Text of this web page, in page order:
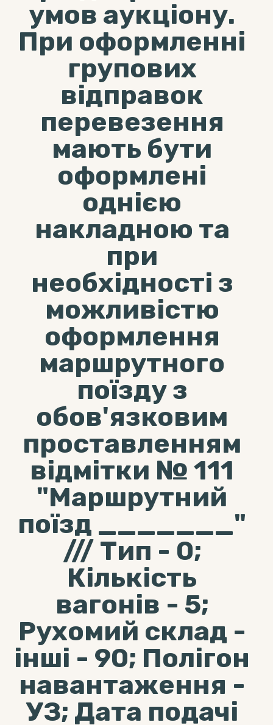
умов аукціону.
При оформленні
групових
відправок
перевезення
мають бути
оформлені
однією
накладною та
при
необхідності з
можливістю
оформлення
маршрутного
поїзду з
обов'язковим
проставленням
відмітки № 111
"Маршрутний
поїзд _______"
/// Тип - 0;
Кількість
вагонів - 5;
Рухомий склад -
інші - 90; Полігон
навантаження -
УЗ; Дата подачі